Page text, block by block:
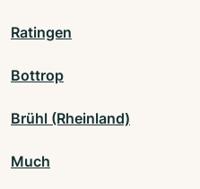
Ratingen
Bottrop
Brühl (Rheinland)
Much